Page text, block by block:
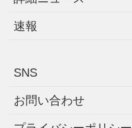
速報
SNS
お問い合わせ